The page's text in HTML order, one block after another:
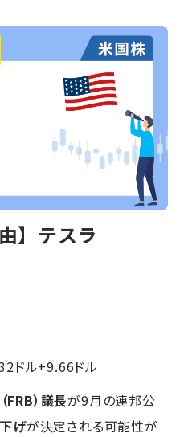
】テスラ
ル+9.66ドル
FRB）議長が9月の連邦公
げが決定される可能性が